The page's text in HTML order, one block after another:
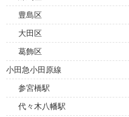
豊島区
大田区
葛飾区
小田急小田原線
参宮橋駅
代々木八幡駅